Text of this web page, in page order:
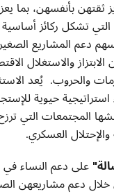
ثقتهن بأنفسهن، بما
التي تشكل ركائز أساسية
دعم المشاريع
والاستغلال
والحروب. يُعد
حيوية
المجتمعات التي
العسكري.
" على دعم النساء في
خلال دعم مشاريعهن